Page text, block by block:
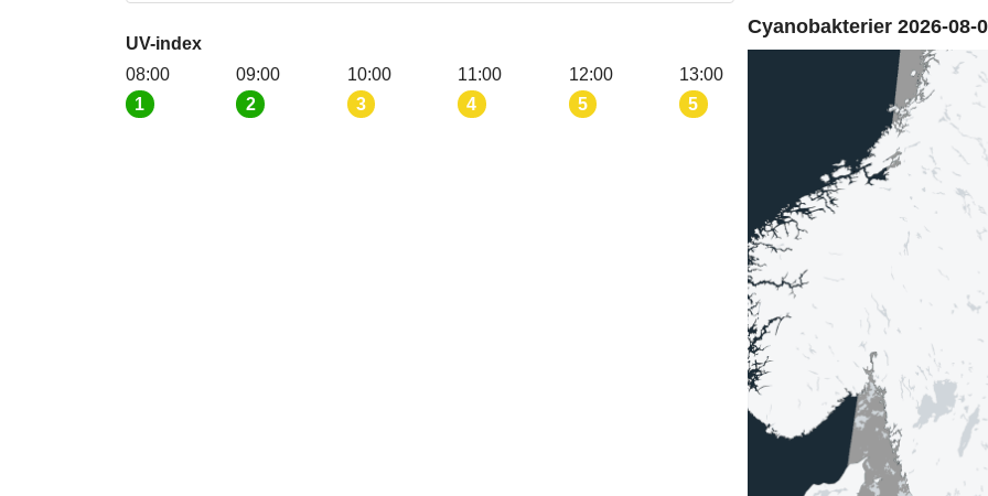
UV-index
08:00
1
09:00
2
10:00
3
11:00
4
12:00
5
13:00
5
Cyanobakterier 2026-08-